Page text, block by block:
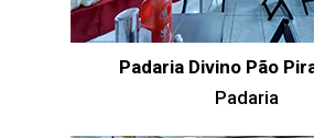
Padaria Divino Pão
Padaria